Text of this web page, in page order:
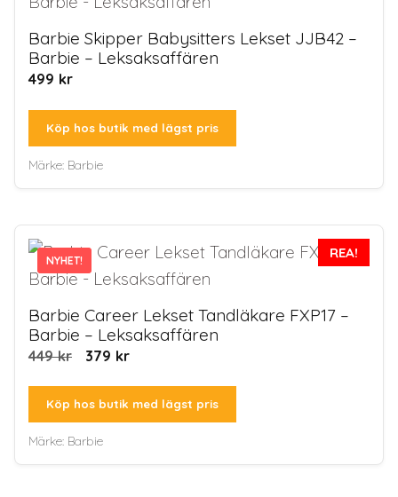
Barbie Skipper Babysitters Lekset JJB42 –
Barbie – Leksaksaffären
499 kr
Köp hos butik med lägst pris
Märke: Barbie
REA!
NYHET!
NYHET!
Barbie Career Lekset Tandläkare FXP17 –
Barbie – Leksaksaffären
449kr
Det
priset
var:
449 kr.
379 krDet
priset
är:
Köp hos butik med lägst pris
Märke: Barbie